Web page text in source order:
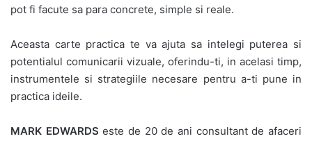
pot fi facute sa para concrete, simple si reale.
Aceasta carte practica te va ajuta sa intelegi puterea si
potentialul comunicarii vizuale, oferindu-ti, in acelasi timp,
instrumentele si strategiile necesare pentru a-ti pune in
practica ideile.
MARK EDWARDS este de 20 de ani consultant de afaceri